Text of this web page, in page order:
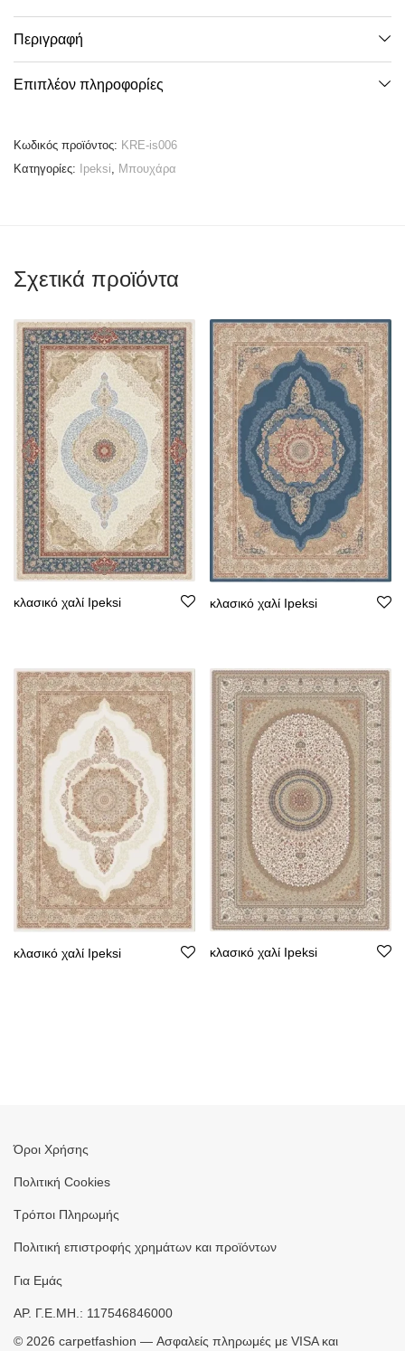
Περιγραφή
Επιπλέον πληροφορίες
Κωδικός προϊόντος: KRE-is006
Κατηγορίες:
Ipeksi, Μπουχάρα
Σχετικά προϊόντα
κλασικό χαλί Ipeksi κλασικό χαλί Ipeksi
κλασικό χαλί Ipeksi κλασικό χαλί Ipeksi
Όροι Χρήσης
Πολιτική Cookies
Τρόποι Πληρωμής
Πολιτική επιστροφής χρημάτων και προϊόντων
Για Εμάς
ΑΡ. Γ.Ε.ΜΗ.: 117546846000
© 2026 carpetfashion — Ασφαλείς πληρωμές με VISA και